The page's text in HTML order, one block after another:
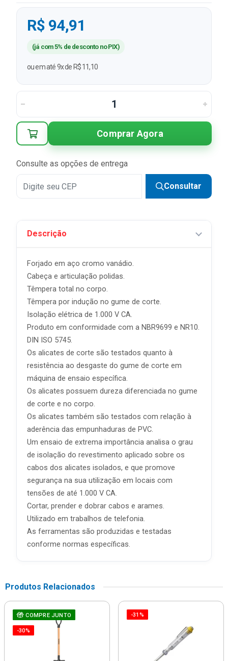
R$ 94,91
(já com 5% de desconto no PIX)
ou em até 9x de R$ 11,10
Comprar Agora
Consulte as opções de entrega
Consultar
Descrição
Forjado em aço cromo vanádio.
Cabeça e articulação polidas.
Têmpera total no corpo.
Têmpera por indução no gume de corte.
Isolação elétrica de 1.000 V CA.
Produto em conformidade com a NBR9699 e NR10.
DIN ISO 5745.
Os alicates de corte são testados quanto à
resistência ao desgaste do gume de corte em
máquina de ensaio específica.
Os alicates possuem dureza diferenciada no gume
de corte e no corpo.
Os alicates também são testados com relação à
aderência das empunhaduras de PVC.
Um ensaio de extrema importância analisa o grau
de isolação do revestimento aplicado sobre os
cabos dos alicates isolados, e que promove
segurança na sua utilização em locais com
tensões de até 1.000 V CA.
Cortar, prender e dobrar cabos e arames.
Utilizado em trabalhos de telefonia.
As ferramentas são produzidas e testadas
conforme normas específicas.
Produtos Relacionados
COMPRE JUNTO
-30%
-31%